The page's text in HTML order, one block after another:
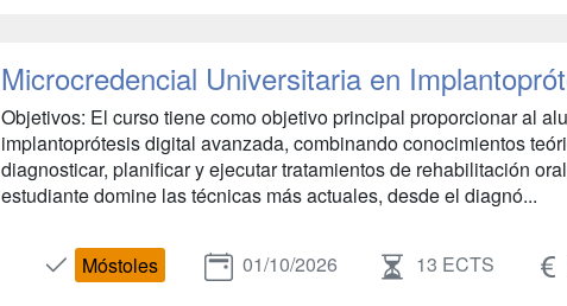
Microcredencial Universitaria en
Objetivos: El curso tiene como objetivo principal proporcionar al
implantoprótesis digital avanzada, combinando conocimientos
diagnosticar, planificar y ejecutar tratamientos de rehabilitación
estudiante domine las técnicas más actuales, desde el diagnó...
Móstoles 01/10/2026 13 ECTS